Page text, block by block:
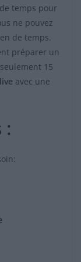
temps pour
ne pouvez
de temps.
préparer un
15
avec une
: